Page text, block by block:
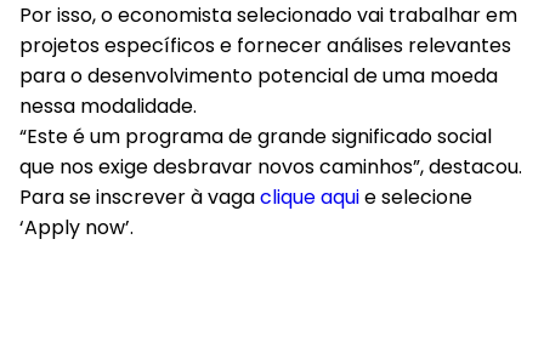
Por isso, o economista selecionado vai trabalhar em
projetos específicos e fornecer análises relevantes
para o desenvolvimento potencial de uma moeda
nessa modalidade.
“Este é um programa de grande significado social
que nos exige desbravar novos caminhos”, destacou.
Para se inscrever à vagaclique aquie selecione
‘Apply now’.